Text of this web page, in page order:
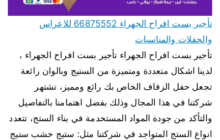
تأجير بست افراح الجهراء 66875552 للاعراس
والحفلات والمناسبات
تأجير بست افراح الجهراء تأجير بست افراح الجهراء ،
لدينا اشكال متعددة ومتميزة من الستيج وبالوان رائعة
تجعل حفل الزفاف الخاص بك رائع ومميز، تشتهر
شركتنا في هذا المجال وذلك بفضل اهتمامنا بالتفاصيل
والتأكد من جودة المواد المستخدمة في بناء الستج، تتعدد
انواع الستج المتواجد في شركتنا مثل: ستيج خشب ستيج